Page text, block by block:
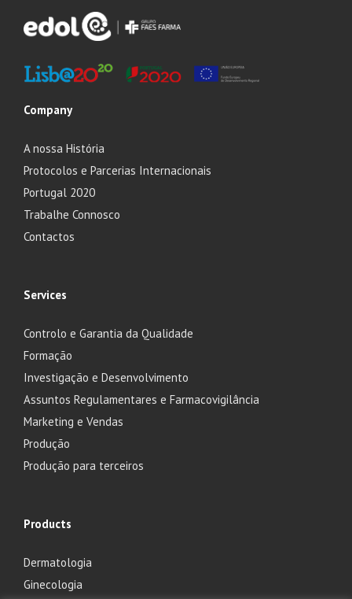
Company
A nossa História
Protocolos e Parcerias Internacionais
Portugal 2020
Trabalhe Connosco
Contactos
Services
Controlo e Garantia da Qualidade
Formação
Investigação e Desenvolvimento
Assuntos Regulamentares e Farmacovigilância
Marketing e Vendas
Produção
Produção para terceiros
Products
Dermatologia
Ginecologia